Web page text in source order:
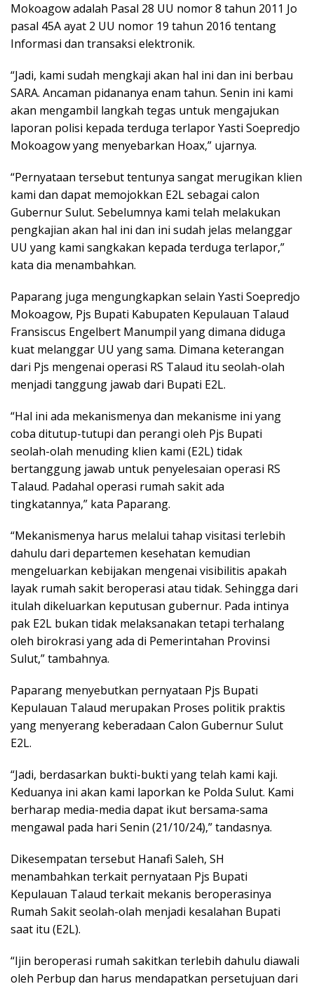
Mokoagow adalah Pasal 28 UU nomor 8 tahun 2011 Jo
pasal 45A ayat 2 UU nomor 19 tahun 2016 tentang
Informasi dan transaksi elektronik.
“Jadi, kami sudah mengkaji akan hal ini dan ini berbau
SARA. Ancaman pidananya enam tahun. Senin ini kami
akan mengambil langkah tegas untuk mengajukan
laporan polisi kepada terduga terlapor Yasti Soepredjo
Mokoagow yang menyebarkan Hoax,” ujarnya.
“Pernyataan tersebut tentunya sangat merugikan klien
kami dan dapat memojokkan E2L sebagai calon
Gubernur Sulut. Sebelumnya kami telah melakukan
pengkajian akan hal ini dan ini sudah jelas melanggar
UU yang kami sangkakan kepada terduga terlapor,”
kata dia menambahkan.
Paparang juga mengungkapkan selain Yasti Soepredjo
Mokoagow, Pjs Bupati Kabupaten Kepulauan Talaud
Fransiscus Engelbert Manumpil yang dimana diduga
kuat melanggar UU yang sama. Dimana keterangan
dari Pjs mengenai operasi RS Talaud itu seolah-olah
menjadi tanggung jawab dari Bupati E2L.
“Hal ini ada mekanismenya dan mekanisme ini yang
coba ditutup-tutupi dan perangi oleh Pjs Bupati
seolah-olah menuding klien kami (E2L) tidak
bertanggung jawab untuk penyelesaian operasi RS
Talaud. Padahal operasi rumah sakit ada
tingkatannya,” kata Paparang.
“Mekanismenya harus melalui tahap visitasi terlebih
dahulu dari departemen kesehatan kemudian
mengeluarkan kebijakan mengenai visibilitis apakah
layak rumah sakit beroperasi atau tidak. Sehingga dari
itulah dikeluarkan keputusan gubernur. Pada intinya
pak E2L bukan tidak melaksanakan tetapi terhalang
oleh birokrasi yang ada di Pemerintahan Provinsi
Sulut,” tambahnya.
Paparang menyebutkan pernyataan Pjs Bupati
Kepulauan Talaud merupakan Proses politik praktis
yang menyerang keberadaan Calon Gubernur Sulut
E2L.
“Jadi, berdasarkan bukti-bukti yang telah kami kaji.
Keduanya ini akan kami laporkan ke Polda Sulut. Kami
berharap media-media dapat ikut bersama-sama
mengawal pada hari Senin (21/10/24),” tandasnya.
Dikesempatan tersebut Hanafi Saleh, SH
menambahkan terkait pernyataan Pjs Bupati
Kepulauan Talaud terkait mekanis beroperasinya
Rumah Sakit seolah-olah menjadi kesalahan Bupati
saat itu (E2L).
“Ijin beroperasi rumah sakitkan terlebih dahulu diawali
oleh Perbup dan harus mendapatkan persetujuan dari